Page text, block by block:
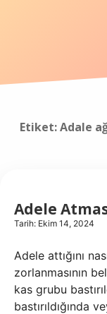
Anasayfa
Etiket:Adale
Adele
Tarih: Ekim 14, 2024
Adele attığını
zorlanmasının
kas grubu
bastırıldığında